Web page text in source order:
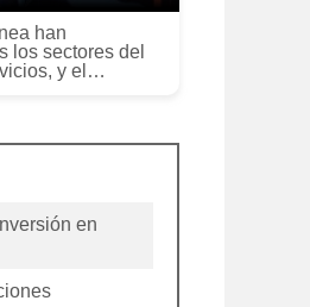
han
los sectores del
y el
no es una
en